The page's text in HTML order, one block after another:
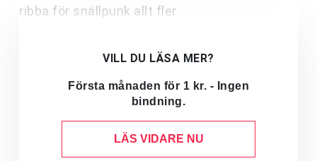
ribba för snällpunk allt fler
VILL DU LÄSA MER?
Första månaden för 1 kr. - Ingen
bindning.
LÄS VIDARE NU